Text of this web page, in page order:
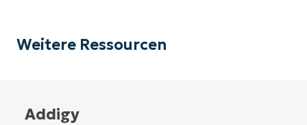
Weitere Ressourcen
Addigy